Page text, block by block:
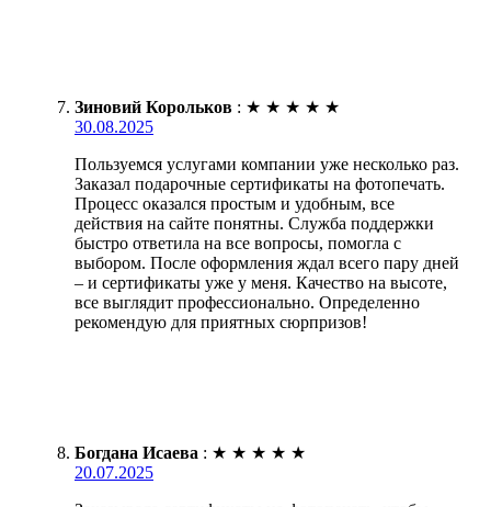
Зиновий Корольков : ★ ★ ★ ★ ★
30.08.2025
Пользуемся услугами компании уже несколько раз.
Заказал подарочные сертификаты на фотопечать.
Процесс оказался простым и удобным, все
действия на сайте понятны. Служба поддержки
быстро ответила на все вопросы, помогла с
выбором. После оформления ждал всего пару дней
– и сертификаты уже у меня. Качество на высоте,
все выглядит профессионально. Определенно
рекомендую для приятных сюрпризов!
Богдана Исаева : ★ ★ ★ ★ ★
20.07.2025